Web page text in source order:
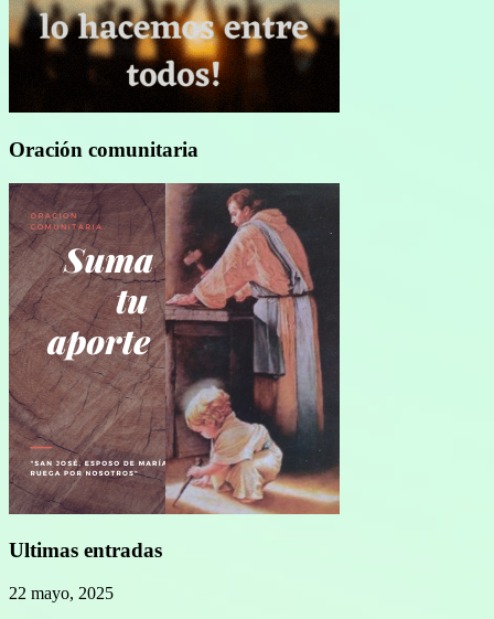
Oración comunitaria
Ultimas entradas
22 mayo, 2025